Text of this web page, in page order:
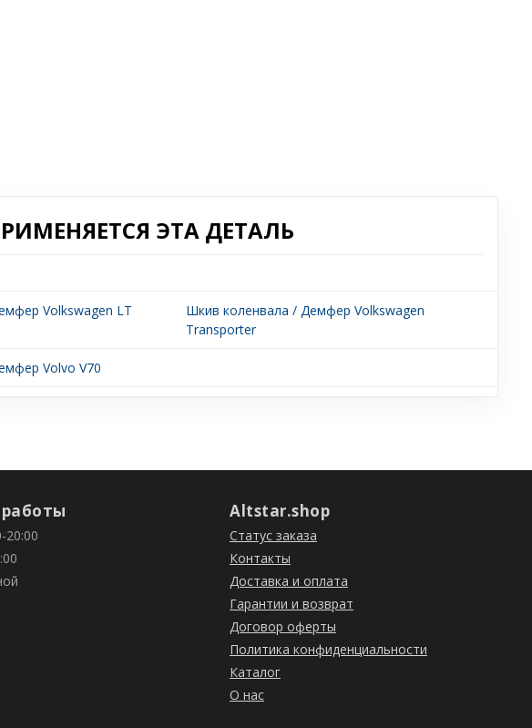
ЭТА ДЕТАЛЬ
Volkswagen LT
Шкив коленвала / Демфер Volkswagen
Transporter
Volvo V70
20:00
Altstar.shop
Статус заказа
Контакты
Доставка и оплата
Гарантии и возврат
Договор оферты
Политика конфиденциальности
Каталог
О нас